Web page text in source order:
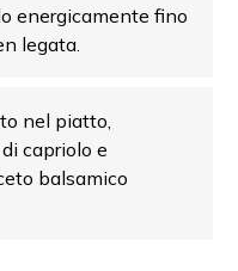
energicamente fino
legata.
nel piatto,
capriolo e
balsamico